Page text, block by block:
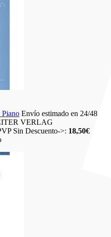
Piano Envío estimado en 24/48
VERLAG
Sin Descuento->: 18,50€